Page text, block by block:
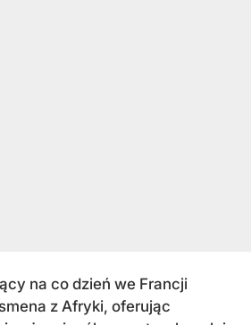
na co dzień we Francji
z Afryki, oferując